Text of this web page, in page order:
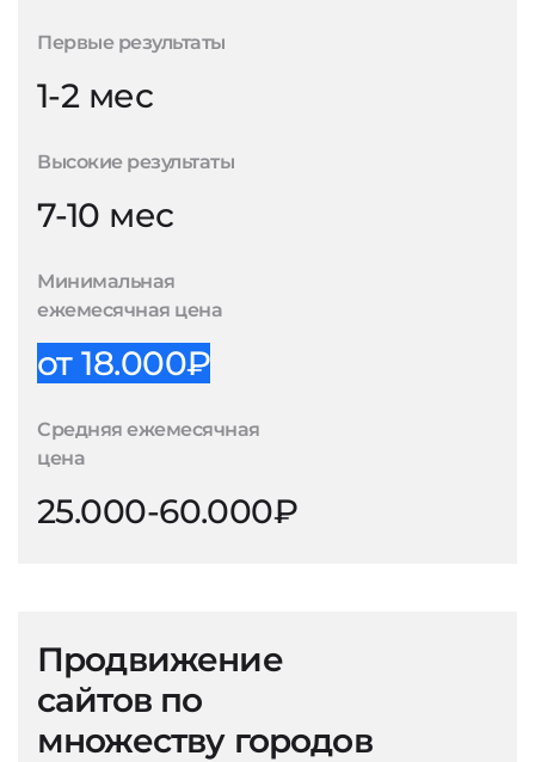
Первые результаты
1-2 мес
Высокие результаты
7-10 мес
Минимальная
ежемесячная цена
от 18.000₽
Средняя ежемесячная
цена
25.000-60.000₽
Продвижение
сайтов по
множеству городов